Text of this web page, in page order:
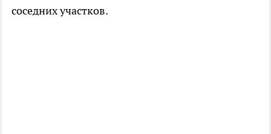
соседних участков.